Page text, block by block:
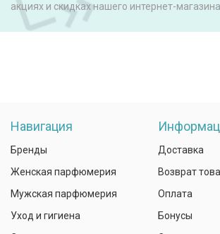
акциях и скидках нашего интернет-
Навигация
Бренды
Женская парфюмерия
Мужская парфюмерия
Уход и гигиена
Доставка
Возврат
Оплата
Бонусы